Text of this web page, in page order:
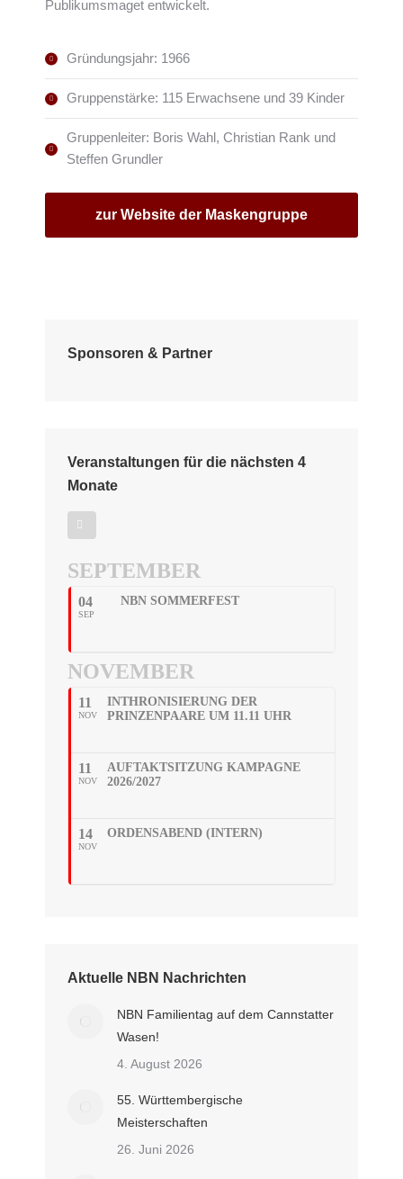
Publikumsmaget entwickelt.
Gründungsjahr: 1966
Gruppenstärke: 115 Erwachsene und 39 Kinder
Gruppenleiter: Boris Wahl, Christian Rank und
Steffen Grundler
zur Website der Maskengruppe
Sponsoren & Partner
Veranstaltungen für die nächsten 4
Monate
SEPTEMBER
04
SEP
NBN SOMMERFEST
NOVEMBER
11
NOV
INTHRONISIERUNG DER
PRINZENPAARE UM 11.11 UHR
11
NOV
AUFTAKTSITZUNG KAMPAGNE
2026/2027
14
NOV
ORDENSABEND (INTERN)
Aktuelle NBN Nachrichten
NBN Familientag auf dem Cannstatter
Wasen!
4. August 2026
55. Württembergische
Meisterschaften
26. Juni 2026